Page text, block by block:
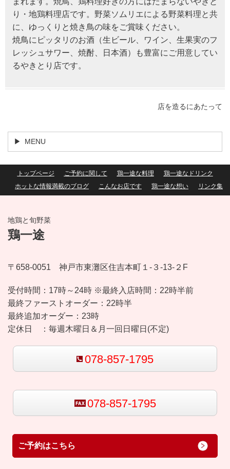
り・地鶏料理店です。野菜ソムリエによる野菜料理と共
に、ゆっくりと焼き鳥の味をご賞味ください。
焼鳥にピッタリのお酒（生ビール、ワイン、生果実のフ
レッシュサワー、焼酎、日本酒）も豊富にご用意してい
るやきとり店です。
店を造るにあたって
MENU
トップページ ご予約に関して 鶏一途な料理
鶏一途なドリンク
ホットな情報満載のブログ
こんなお店です 鶏一途な想い リンク集
地鶏と旬野菜
鶏一途
〒658-0051 神戸市東灘区住吉本町１-３-13-２F
受付時間： 17時～24時 ※最終入店時間：22時半前
最終ファーストオーダー：22時半
最終追加オーダー：23時
定休日 ： 毎週木曜日＆月一回日曜日(不定)
078-857-1795
078-857-1795
ご予約はこちら